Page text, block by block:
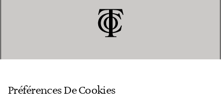
Préférences De Cookies